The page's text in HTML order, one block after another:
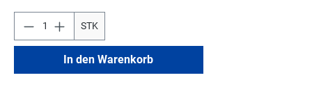
STK
In den Warenkorb